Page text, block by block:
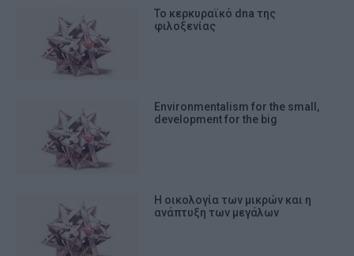
Το κερκυραϊκό dna της
φιλοξενίας
Environmentalism for the small,
development for the big
Η οικολογία των μικρών και η
ανάπτυξη των μεγάλων